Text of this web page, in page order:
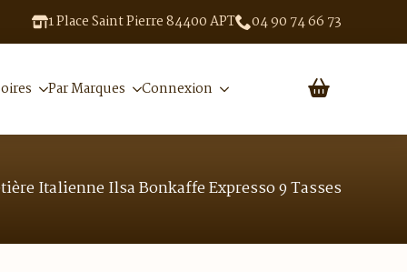
1 Place Saint Pierre 84400 APT 04 90 74 66 73
Par Marques Connexion
Italienne Ilsa Bonkaffe Expresso 9 Tasses